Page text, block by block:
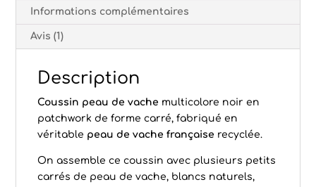
Informations complémentaires
Avis (1)
Description
Coussin peau de vache multicolore noir en
patchwork de forme carré, fabriqué en
véritable peau de vache française recyclée.
On assemble ce coussin avec plusieurs petits
carrés de peau de vache, blancs naturels,